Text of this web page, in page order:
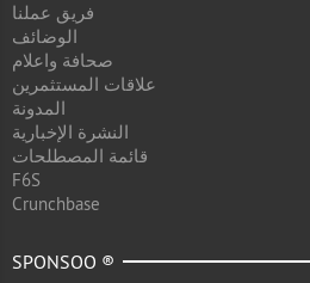
فريق عملنا
الوضائف
صحافة واعلام
علاقات المستثمرين
المدونة
النشرة الإخبارية
قائمة المصطلحات
F6S
Crunchbase
SPONSOO ®